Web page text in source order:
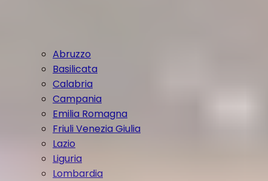
Abruzzo
Basilicata
Calabria
Campania
Emilia Romagna
Friuli Venezia Giulia
Lazio
Liguria
Lombardia